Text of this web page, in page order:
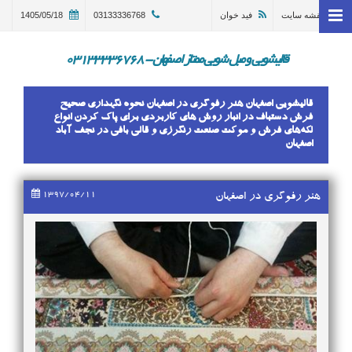
خانه
ترمیم و تعمیر قالی اصفهان
مبل شویی در اصفهان 03133336768
گالری
تماس با ما
در خواست سرویس
03133336768
1405/05/18 نقشه سایت فید خوان
قالیشویی و مبل شویی ممتاز اصفهان - 03133336768
قالیشویی اصفهان هنر رفوگری در اصفهان نحوه نگهداری صحیح
فرش دستباف در انبار روش های کاربردی برای پاک کردن انواع
لکه‌های فرش و موکت صنعت رنگرزی و قالی بافی در نجف آباد
اصفهان
هنر رفوگری در اصفهان 1397/04/11